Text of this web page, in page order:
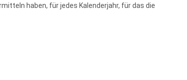
haben, für jedes Kalenderjahr, für das die